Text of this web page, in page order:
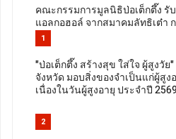
คณะกรรมการมูลนิธิป่อเต็กตึ๊ง รั
แอลกอฮอล์ จากสมาคมลัทธิเต๋า
1
"ป่อเต็กตึ๊ง สร้างสุข ใส่ใจ ผู้สูงวั
จังหวัด มอบสิ่งของจำเป็นแก่ผู้สู
เนื่องในวันผู้สูงอายุ ประจำปี
2